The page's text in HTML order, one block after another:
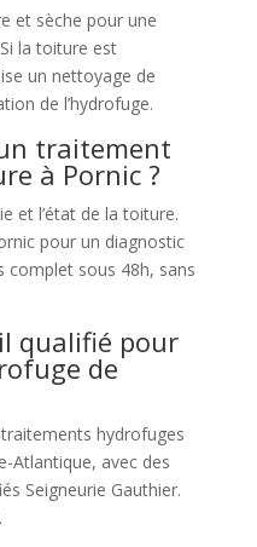
et sèche pour une
la toiture est
un nettoyage de
de l’hydrofuge.
traitement
à Pornic ?
et l’état de la toiture.
pour un diagnostic
complet sous 48h, sans
qualifié pour
de
hydrofuges
Atlantique, avec des
Seigneurie Gauthier.